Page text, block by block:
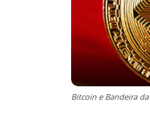
Bitcoin e Bandeira